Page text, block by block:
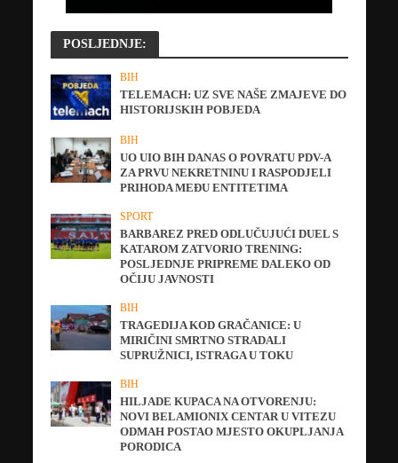
POSLJEDNJE:
BIH
TELEMACH: UZ SVE NAŠE ZMAJEVE DO
HISTORIJSKIH POBJEDA
BIH
UO UIO BIH DANAS O POVRATU PDV-A
ZA PRVU NEKRETNINU I RASPODJELI
PRIHODA MEĐU ENTITETIMA
SPORT
BARBAREZ PRED ODLUČUJUĆI DUEL S
KATAROM ZATVORIO TRENING:
POSLJEDNJE PRIPREME DALEKO OD
OČIJU JAVNOSTI
BIH
TRAGEDIJA KOD GRAČANICE: U
MIRIČINI SMRTNO STRADALI
SUPRUŽNICI, ISTRAGA U TOKU
BIH
HILJADE KUPACA NA OTVORENJU:
NOVI BELAMIONIX CENTAR U VITEZU
ODMAH POSTAO MJESTO OKUPLJANJA
PORODICA